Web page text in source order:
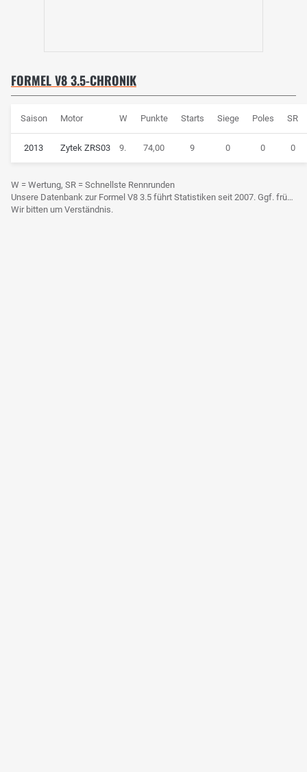
FORMEL V8 3.5-CHRONIK
Saison Motor W Punkte Starts Siege Poles SR
2013 Zytek ZRS03 9. 74,00 9 0 0 0
W = Wertung, SR = Schnellste Rennrunden
Unsere Datenbank zur Formel V8 3.5 führt Statistiken seit 2007. Ggf. frühere Daten sind derzeit noch nicht berücksichtigt.
Wir bitten um Verständnis.